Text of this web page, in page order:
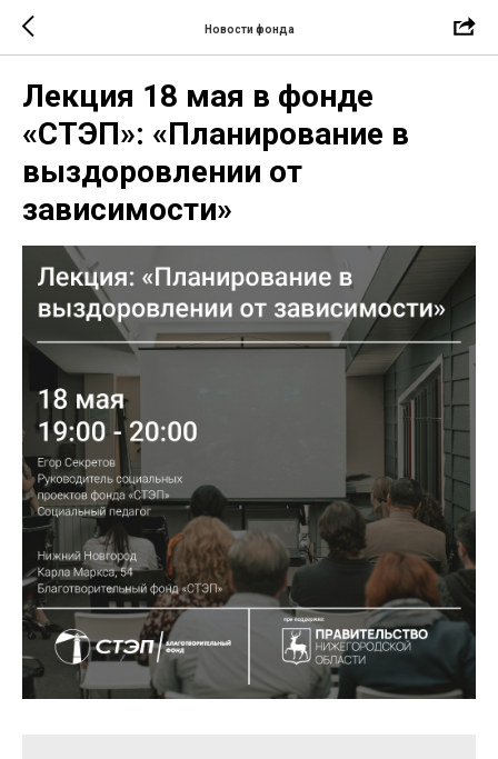
Новости фонда
Лекция 18 мая в фонде
«СТЭП»: «Планирование в
выздоровлении от
зависимости»